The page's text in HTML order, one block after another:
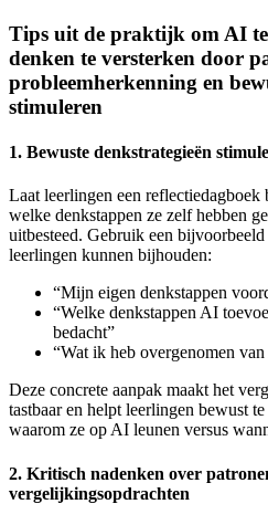
Tips uit de praktijk om AI
denken te versterken door
probleemherkenning en
stimuleren
1. Bewuste denkstrategieën
Laat leerlingen een
welke denkstappen ze zelf hebben
uitbesteed. Gebruik een
leerlingen kunnen bijhouden:
“Mijn eigen denkstappen
“Welke denkstappen AI
bedacht”
“Wat ik heb overgenomen
Deze concrete aanpak maakt het
tastbaar en helpt leerlingen bewust
waarom ze op AI leunen versus
2. Kritisch nadenken over
vergelijkingsopdrachten